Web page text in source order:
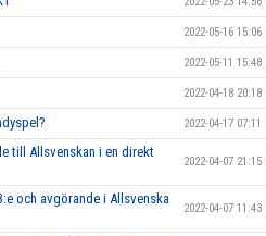
2022-05-16 15:06
2022-05-11 15:48
2022-04-18 20:18
2022-04-17 07:11
till Allsvenskan i en direkt
2022-04-07 21:15
och avgörande i Allsvenska
2022-04-07 11:43